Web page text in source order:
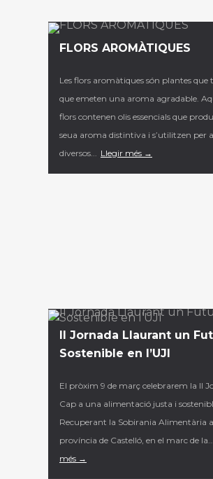
FLORS AROMÀTIQUES
Les flors aromàtiques són plantes que
que emeten una aroma agradable.
flors contenen olis essencials que
seua aroma distintiva i s’utilitzen per a
diversos...
Llegir més →
II Jornada Llaurant un
Sostenible en l’UJI
El pròxim 9 de març celebrarem la II
Cap a una alimentació justa i
Recuperant la Sobirania Alimentària
província de Castelló, en el marc de la...
més →